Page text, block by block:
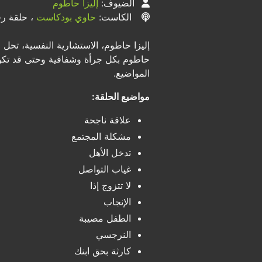
الضيوف: إليزا حاطوم
الكاست: حاوي بودكاست ، حلقة
إليزا حاطوم، الاستشارية النفسية،
حاطوم بكل جرأة وشفافية وحتى قد تكون
المواضيع.
مواضيع الحلقة:
علاقة ناجحة
مشكلة المجتمع
تدخل الأهل
غياب التواصل
لا تتزوج إذا
الإنجاب
الطفل مصيبة
النرجسي
كارثة بحق ابنك